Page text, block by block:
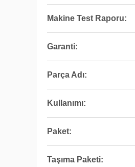
Makine Test Raporu:
Garanti:
Parça Adı:
Kullanımı:
Paket:
Taşıma Paketi: